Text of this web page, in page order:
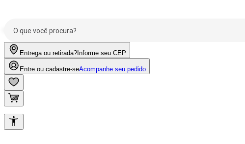
Entrega ou retirada? Informe seu CEP
Entre ou cadastre-seAcompanhe seu pedido